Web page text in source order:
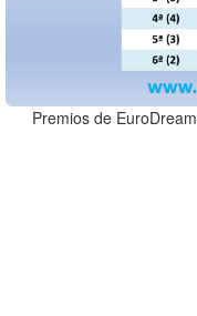
Premios de